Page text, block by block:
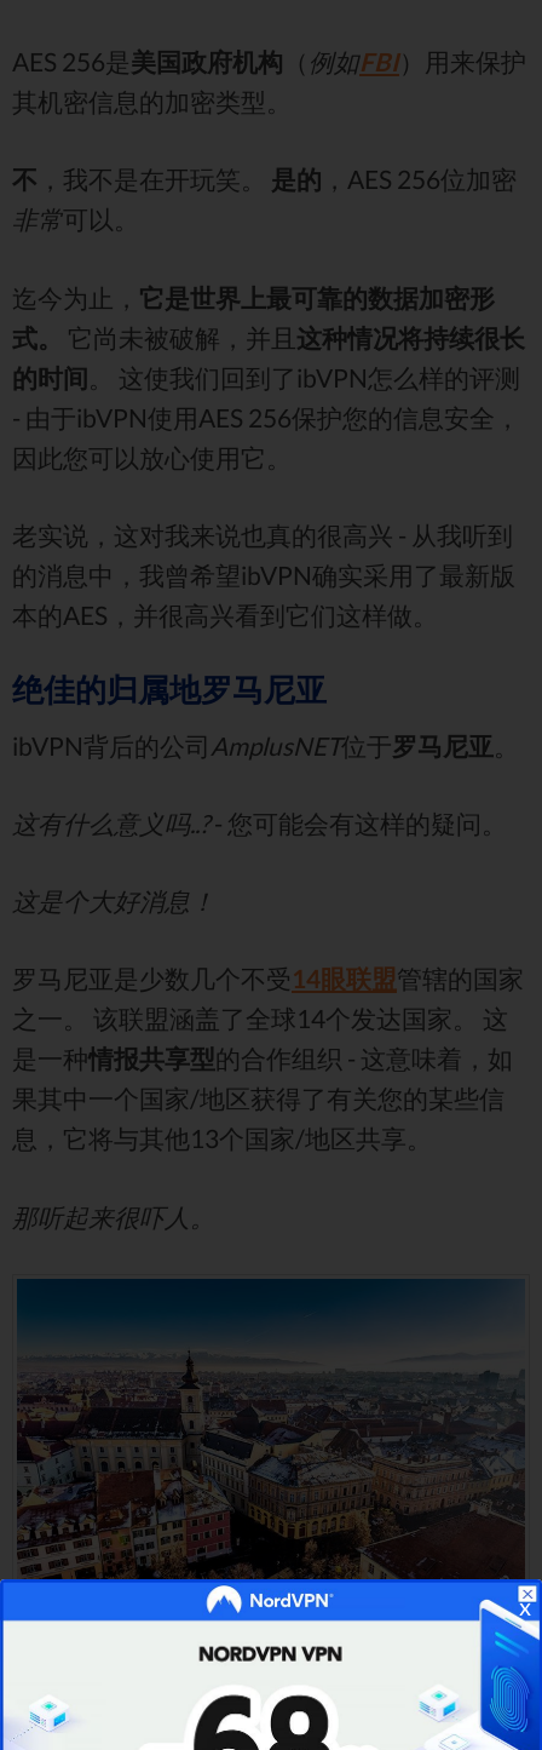
AES 256是美国政府机构 （ 例如FBI）用来保护
其机密信息的加密类型。
不 ，我不是在开玩笑。 是的 ，AES 256位加密
非常可以。
迄今为止， 它是世界上最可靠的数据加密形
式。
它尚未被破解，并且 这种情况将持续很长
的时间 。 这使我们回到了ibVPN怎么样的评测
- 由于ibVPN使用AES 256保护您的信息安全，
因此您可以放心使用它。
老实说，这对我来说也真的很高兴 - 从我听到
的消息中，我曾希望ibVPN确实采用了最新版
本的AES，并很高兴看到它们这样做。
绝佳的归属地罗马尼亚
ibVPN背后的公司 AmplusNET位于罗马尼亚
这有什么意义吗..?- 您可能会有这样的疑问。
这是个大好消息！
罗马尼亚是少数几个不受14眼联盟管辖的国家
之一。 该联盟涵盖了全球14个发达国家。 这
是一种情报共享型的合作组织 - 这意味着，如
果其中一个国家/地区获得了有关您的某些信
息，它将与其他13个国家/地区共享。
那听起来很吓人。
不过，不必担心，因为正如我在ibVPN怎么样
评测前面提到的那样，VPN提供商位于罗马尼
x